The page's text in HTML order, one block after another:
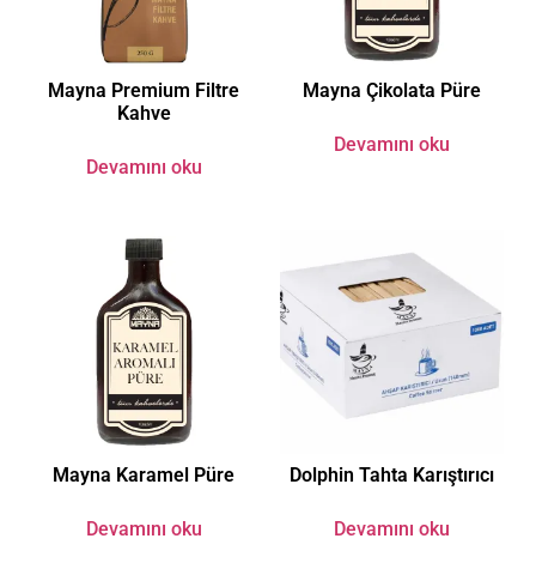
Mayna Premium Filtre
Kahve
Devamını oku
Mayna Çikolata Püre
Devamını oku
Mayna Karamel Püre
Devamını oku
Dolphin Tahta Karıştırıcı
Devamını oku